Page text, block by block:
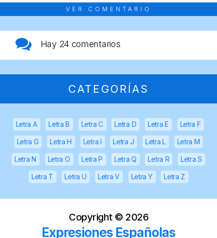
VER COMENTARIO
Hay 24 comentarios
CATEGORÍAS
Letra A Letra B Letra C Letra D Letra E Letra F
Letra G Letra H Letra I Letra J Letra L Letra M
Letra N Letra O Letra P Letra Q Letra R Letra S
Letra T Letra U Letra V Letra Y Letra Z
Copyright © 2026
Expresiones Españolas